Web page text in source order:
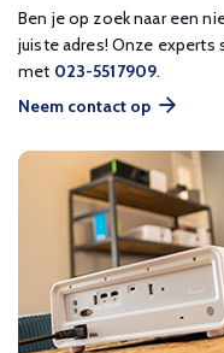
Ben je op zoek naar een
juiste adres! Onze experts
met 023-5517909.
Neem contact op